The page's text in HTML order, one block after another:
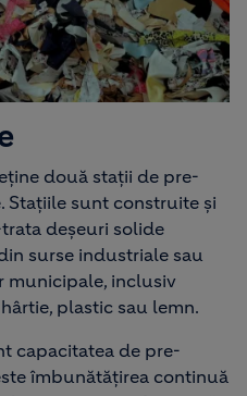
două staţii de pre-
Staţiile sunt construite şi
deşeuri solide
surse industriale sau
municipale, inclusiv
plastic sau lemn.
capacitatea de pre-
îmbunătăţirea continuă